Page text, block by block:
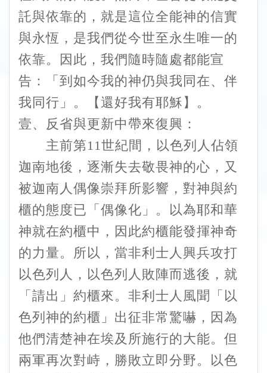
託與依靠的，就是這位全能神的信實
與永恆，是我們從今世至永生唯一的
依靠。因此，我們隨時隨處都能宣
告：「到如今我的神仍與我同在、伴
我同行」。【還好我有耶穌】。
壹、反省與更新中帶來復興：
主前第11世紀間，以色列人佔領
迦南地後，逐漸失去敬畏神的心，又
被迦南人偶像崇拜所影響，對神與約
櫃的態度已「偶像化」。以為耶和華
神就在約櫃中，因此約櫃能發揮神奇
的力量。所以，當非利士人興兵攻打
以色列人，以色列人敗陣而逃後，就
「請出」約櫃來。非利士人風聞「以
色列神的約櫃」出征非常驚嚇，因為
他們清楚神在埃及所施行的大能。但
兩軍再次對峙，勝敗立即分野。以色